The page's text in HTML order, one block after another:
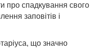
про спадкування свого
заповітів і
що значно